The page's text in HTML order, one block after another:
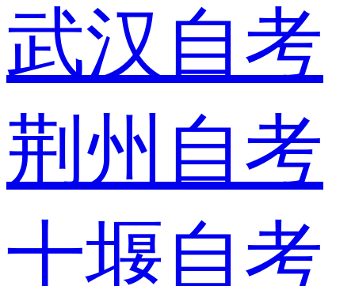
武汉自考
荆州自考
十堰自考